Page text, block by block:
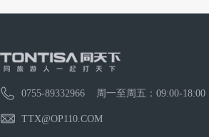
0755-89332966 周一至周五：09:00-18:00
TTX@OP110.COM